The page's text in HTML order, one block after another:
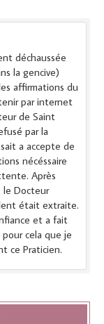
déchaussée
la gencive)
affirmations du
par internet
de Saint
par la
a accepte de
nécéssaire
Après
le Docteur
était extraite.
et a fait
cela que je
ce Praticien.